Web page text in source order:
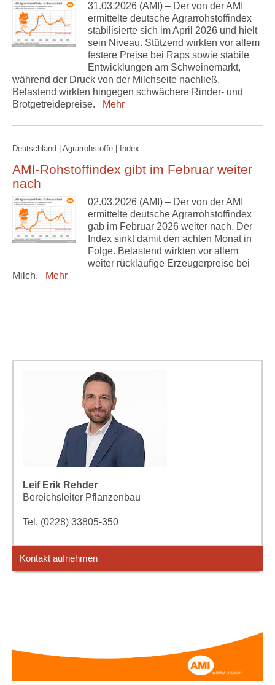
31.03.2026 (AMI) – Der von der AMI
ermittelte deutsche Agrarrohstoffindex
stabilisierte sich im April 2026 und hielt
sein Niveau. Stützend wirkten vor allem
festere Preise bei Raps sowie stabile
Entwicklungen am Schweinemarkt,
während der Druck von der Milchseite nachließ.
Belastend wirkten hingegen schwächere Rinder- und
Brotgetreidepreise.
Mehr
Deutschland | Agrarrohstoffe | Index
AMI-Rohstoffindex gibt im Februar weiter
nach
02.03.2026 (AMI) – Der von der AMI
ermittelte deutsche Agrarrohstoffindex
gab im Februar 2026 weiter nach. Der
Index sinkt damit den achten Monat in
Folge. Belastend wirkten vor allem
weiter rückläufige Erzeugerpreise bei
Milch.
Mehr
Leif Erik Rehder
Bereichsleiter Pflanzenbau
Tel. (0228) 33805-350
Kontakt aufnehmen